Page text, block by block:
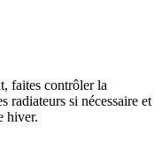
faites contrôler la
radiateurs si nécessaire et
hiver.